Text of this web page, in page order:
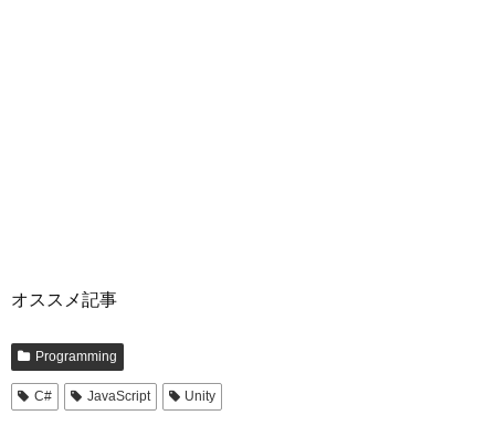
オススメ記事
Programming
C# JavaScript Unity